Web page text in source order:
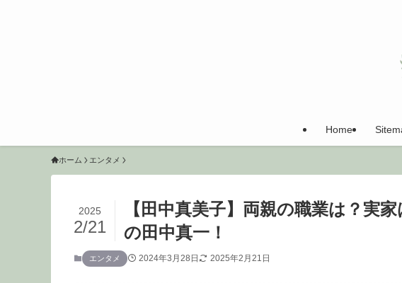
Home
ホーム エンタメ
【田中真美子】両親の職業は？実
の田中真一！
2025
2/21
エンタメ 2024年3月28日 2025年2月21日